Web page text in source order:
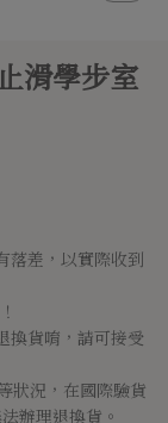
滑學步室
落差，以實際收到
換貨唷，請可接受
狀況，在國際驗貨
辦理退換貨。